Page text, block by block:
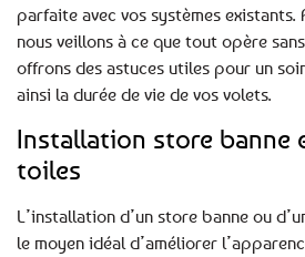
parfaite avec vos systèmes existants.
nous veillons à ce que tout opère
offrons des astuces utiles pour un
ainsi la durée de vie de vos volets.
Installation store banne
toiles
L’installation d’un store banne ou
le moyen idéal d’améliorer